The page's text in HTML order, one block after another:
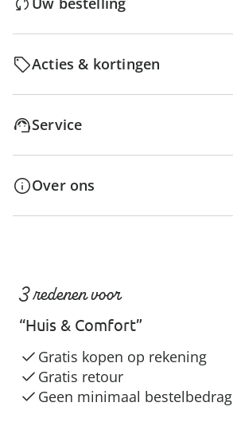
Acties & kortingen
Service
Over ons
3 redenen voor
“Huis & Comfort”
Gratis kopen op rekening
Gratis retour
Geen minimaal bestelbedrag